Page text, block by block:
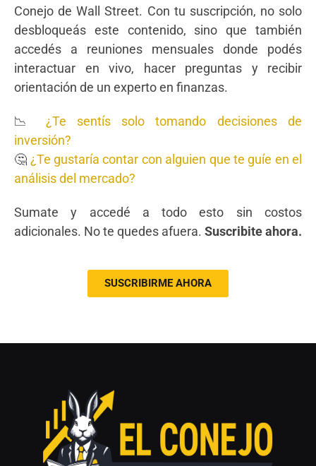
Conejo de Wall Street. Con tu suscripción, no solo
desbloqueás este contenido, sino que también
accedés a reuniones mensuales donde podés
interactuar en vivo, hacer preguntas y recibir
orientación de un experto en finanzas.
📉 ¿Te sentís solo tomando decisiones de
inversión?
🤔 ¿Te gustaría contar con alguien que te guíe en el
análisis del mercado?
Sumate y accedé a todo esto sin costos
adicionales. No te quedes afuera. Suscribite ahora.
SUSCRIBIRME AHORA